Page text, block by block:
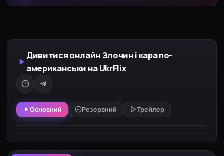
Дивитися онлайн Злочин і кара по-
американськи на UkrFlix
Основний Резервний Трейлер